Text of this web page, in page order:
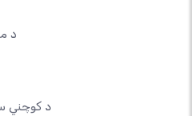
د
د کوچني